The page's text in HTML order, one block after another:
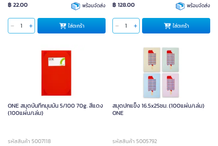
฿ 22.00 พร้อมจัดส่ง
ใส่ตะกร้า
฿ 128.00 พร้อมจัดส่ง
ใส่ตะกร้า
ONE สมุดบันทึกมุมมัน 5/100 70g. สีแดง
(100แผ่น/เล่ม)
รหัสสินค้า 5007118
สมุดปกแข็ง 16.5x25ซม. (100แผ่น/เล่ม)
ONE
รหัสสินค้า 5005792